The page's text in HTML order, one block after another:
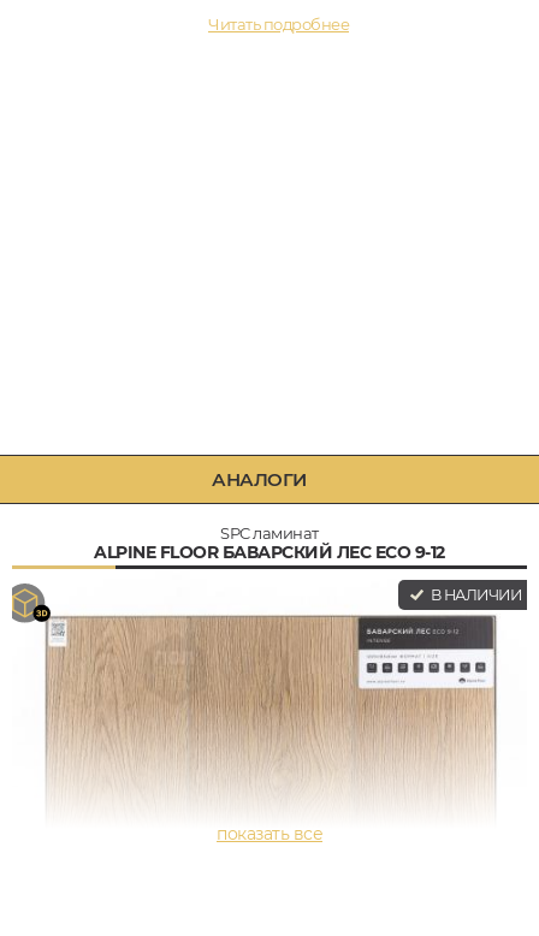
Читать подробнее
АНАЛОГИ
SPC ламинат
ALPINE FLOOR БАВАРСКИЙ ЛЕС ECO 9-12
В НАЛИЧИИ